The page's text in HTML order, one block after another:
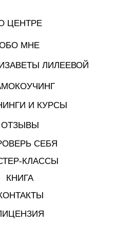
ЦЕНТРЕ
МНЕ
ЛИЛЕЕВОЙ
И КУРСЫ
ОТЗЫВЫ
СЕБЯ
КНИГА
КЛАССЫ